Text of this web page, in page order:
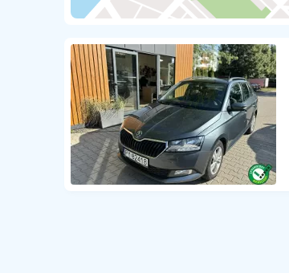
Pojazdy specjalistyczne
Pozostałe 1065